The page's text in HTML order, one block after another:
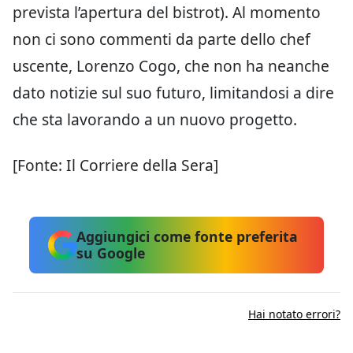
prevista l’apertura del bistrot). Al momento
non ci sono commenti da parte dello chef
uscente, Lorenzo Cogo, che non ha neanche
dato notizie sul suo futuro, limitandosi a dire
che sta lavorando a un nuovo progetto.
[Fonte: Il Corriere della Sera]
Aggiungici come fonte preferita
su Google
Hai notato errori?